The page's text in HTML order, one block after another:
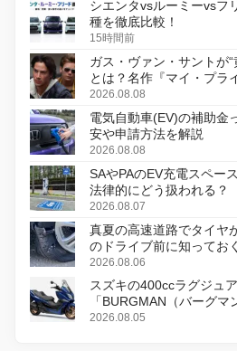
シエンタvsルーミーvsフ
種を徹底比較！
15時間前
ガス・ヴァン・サントが
とは？名作『マイ・プラ
初のデジタルリマスター
2026.08.08
電気自動車(EV)の補助金
安や申請方法を解説
2026.08.08
SAやPAのEV充電スペー
法律的にどう扱われる？
2026.08.07
真夏の高速道路でタイヤ
のドライブ前に知ってお
2026.08.06
スズキの400ccラグジュ
「BURGMAN（バーグマ
変更し、8月18日に発売
2026.08.05